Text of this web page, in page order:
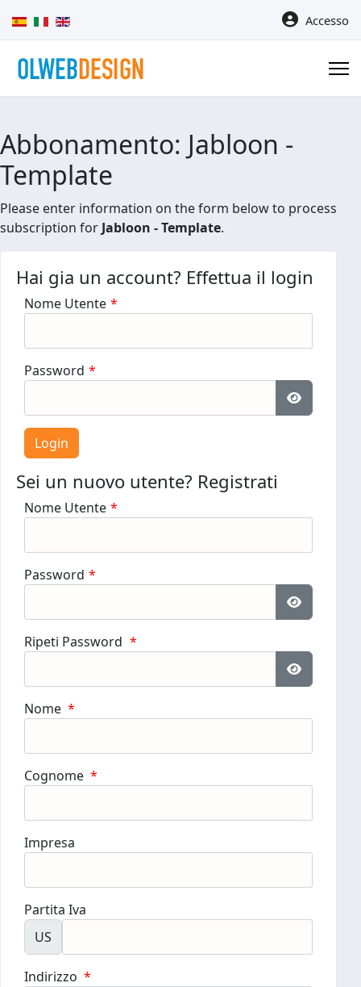
Seleziona la tua lingua Accesso
Abbonamento: Jabloon -
Template
Please enter information on the form below to process
subscription for Jabloon - Template.
Hai gia un account? Effettua il login
Nome Utente *
Password *
Mostra
Sei un nuovo utente? Registrati
Nome Utente *
Password *
Mostra
Ripeti Password *
Mostra
Nome *
Cognome *
Impresa
Partita Iva
US
Indirizzo *